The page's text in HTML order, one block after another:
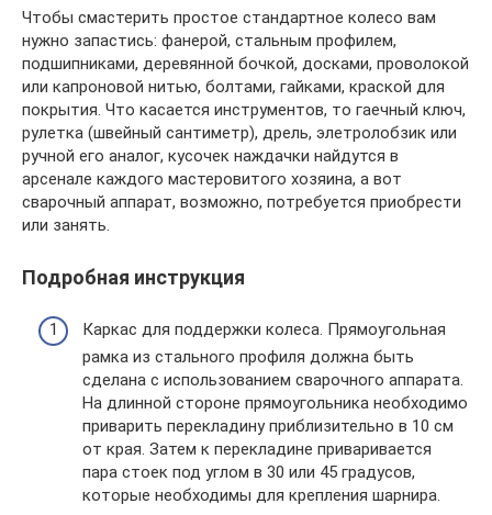
Чтобы смастерить простое стандартное колесо вам
нужно запастись: фанерой, стальным профилем,
подшипниками, деревянной бочкой, досками, проволокой
или капроновой нитью, болтами, гайками, краской для
покрытия. Что касается инструментов, то гаечный ключ,
рулетка (швейный сантиметр), дрель, элетролобзик или
ручной его аналог, кусочек наждачки найдутся в
арсенале каждого мастеровитого хозяина, а вот
сварочный аппарат, возможно, потребуется приобрести
или занять.
Подробная инструкция
Каркас для поддержки колеса. Прямоугольная
рамка из стального профиля должна быть
сделана с использованием сварочного аппарата.
На длинной стороне прямоугольника необходимо
приварить перекладину приблизительно в 10 см
от края. Затем к перекладине приваривается
пара стоек под углом в 30 или 45 градусов,
которые необходимы для крепления шарнира.